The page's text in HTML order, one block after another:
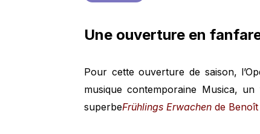
Une ouverture en
Pour cette ouverture de saison,
musique contemporaine Musica,
superbeFrühlings Erwachende